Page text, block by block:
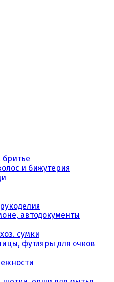
бритье
и бижутерия
автодокументы
сумки
футляры для очков